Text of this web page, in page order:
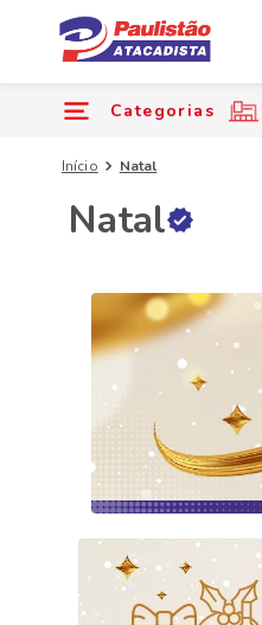
Categorias
Início Natal
Natal